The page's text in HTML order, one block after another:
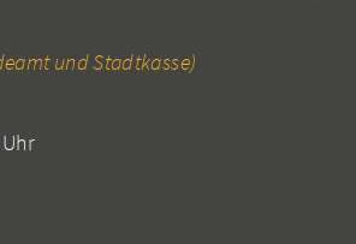
und Stadtkasse)